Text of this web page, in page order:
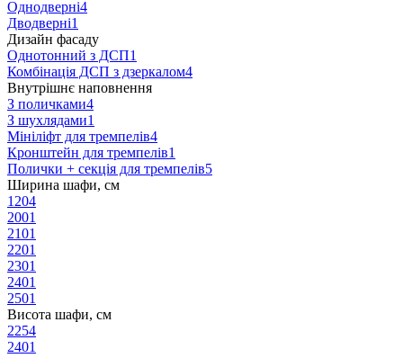
Однодверні4
Дводверні1
Дизайн фасаду
Однотонний з ДСП1
Комбінація ДСП з дзеркалом4
Внутрішнє наповнення
З поличками4
З шухлядами1
Мініліфт для тремпелів4
Кронштейн для тремпелів1
Полички + секція для тремпелів5
Ширина шафи, см
1204
2001
2101
2201
2301
2401
2501
Висота шафи, см
2254
2401